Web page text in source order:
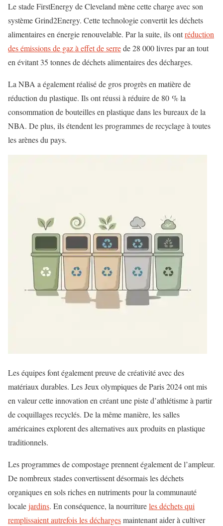
Le stade FirstEnergy de Cleveland mène cette charge avec son
système Grind2Energy. Cette technologie convertit les déchets
alimentaires en énergie renouvelable. Par la suite, ils ontréduction
des émissions de gaz à effet de serrede 28 000 livres par an tout
en évitant 35 tonnes de déchets alimentaires des décharges.
La NBA a également réalisé de gros progrès en matière de
réduction du plastique. Ils ont réussi à réduire de 80 % la
consommation de bouteilles en plastique dans les bureaux de la
NBA. De plus, ils étendent les programmes de recyclage à toutes
les arènes du pays.
Les équipes font également preuve de créativité avec des
matériaux durables. Les Jeux olympiques de Paris 2024 ont mis
en valeur cette innovation en créant une piste d’athlétisme à partir
de coquillages recyclés. De la même manière, les salles
américaines explorent des alternatives aux produits en plastique
traditionnels.
Les programmes de compostage prennent également de l’ampleur.
De nombreux stades convertissent désormais les déchets
organiques en sols riches en nutriments pour la communauté
localejardins. En conséquence, la nourritureles déchets qui
remplissaient autrefois les déchargesmaintenant aider à cultiver